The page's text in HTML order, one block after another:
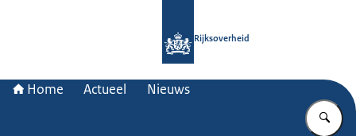
Rijksoverheid
Home Actueel Nieuws